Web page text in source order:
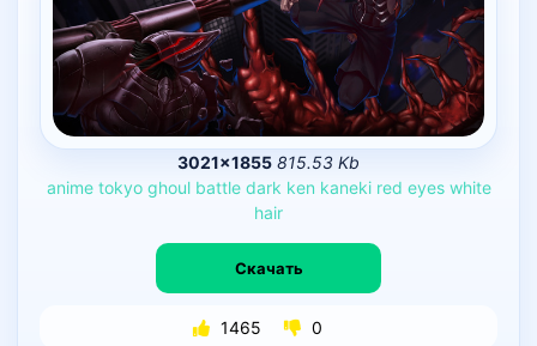
3021×1855 815.53 Kb
anime tokyo ghoul battle dark ken kaneki red eyes white
hair
Скачать
1465 0